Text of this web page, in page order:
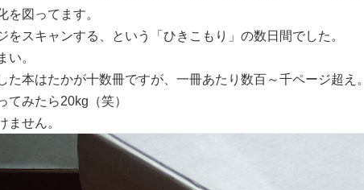
を図ってます。
をスキャンする、という「ひきこもり」の数日間でした。
い。
た本はたかが十数冊ですが、一冊あたり数百～千ページ超え。
てみたら20kg（笑）
ません。